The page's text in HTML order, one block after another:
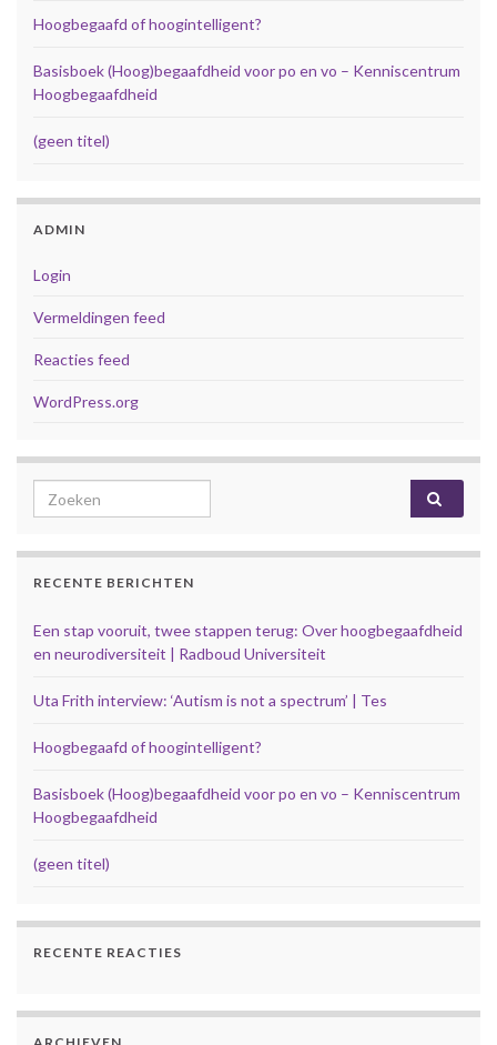
Hoogbegaafd of hoogintelligent?
Basisboek (Hoog)begaafdheid voor po en vo – Kenniscentrum
Hoogbegaafdheid
(geen titel)
ADMIN
Login
Vermeldingen feed
Reacties feed
WordPress.org
Search for:
RECENTE BERICHTEN
Een stap vooruit, twee stappen terug: Over hoogbegaafdheid
en neurodiversiteit | Radboud Universiteit
Uta Frith interview: ‘Autism is not a spectrum’ | Tes
Hoogbegaafd of hoogintelligent?
Basisboek (Hoog)begaafdheid voor po en vo – Kenniscentrum
Hoogbegaafdheid
(geen titel)
RECENTE REACTIES